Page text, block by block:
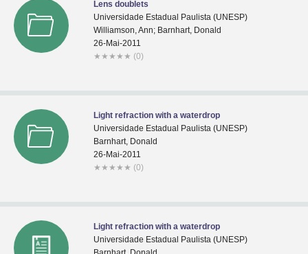
Lens doublets
Universidade Estadual Paulista (UNESP)
Williamson, Ann; Barnhart, Donald
26-Mai-2011
★ ★ ★ ★ ★ (0)
Light refraction with a waterdrop
Universidade Estadual Paulista (UNESP)
Barnhart, Donald
26-Mai-2011
★ ★ ★ ★ ★ (0)
Light refraction with a waterdrop
Universidade Estadual Paulista (UNESP)